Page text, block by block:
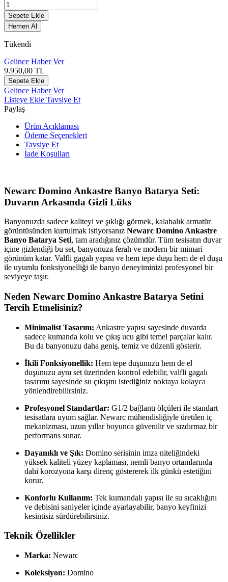
Sepete Ekle
Hemen Al
Tükendi
Gelince Haber Ver
9.950,00 TL
Sepete Ekle
Gelince Haber Ver
Listeye Ekle Tavsiye Et
Paylaş
Ürün Açıklaması
Ödeme Seçenekleri
Tavsiye Et
İade Koşulları
Newarc Domino Ankastre Banyo Batarya Seti:
Duvarın Arkasında Gizli Lüks
Banyonuzda sadece kaliteyi ve şıklığı görmek, kalabalık armatür
görüntüsünden kurtulmak istiyorsanız Newarc Domino Ankastre
Banyo Batarya Seti, tam aradığınız çözümdür. Tüm tesisatın duvar
içine gizlendiği bu set, banyonuza ferah ve modern bir mimari
görünüm katar. Valfli gagalı yapısı ve hem tepe duşu hem de el duşu
ile uyumlu fonksiyonelliği ile banyo deneyiminizi profesyonel bir
seviyeye taşır.
Neden Newarc Domino Ankastre Batarya Setini
Tercih Etmelisiniz?
Minimalist Tasarım: Ankastre yapısı sayesinde duvarda
sadece kumanda kolu ve çıkış ucu gibi temel parçalar kalır.
Bu da banyonuzu daha geniş, temiz ve düzenli gösterir.
İkili Fonksiyonellik: Hem tepe duşunuzu hem de el
duşunuzu aynı set üzerinden kontrol edebilir, valfli gagalı
tasarımı sayesinde su çıkışını istediğiniz noktaya kolayca
yönlendirebilirsiniz.
Profesyonel Standartlar: G1/2 bağlantı ölçüleri ile standart
tesisatlara uyum sağlar. Newarc mühendisliğiyle üretilen iç
mekanizması, uzun yıllar boyunca güvenilir ve sızdırmaz bir
performans sunar.
Dayanıklı ve Şık: Domino serisinin imza niteliğindeki
yüksek kaliteli yüzey kaplaması, nemli banyo ortamlarında
dahi korozyona karşı direnç göstererek ilk günkü estetiğini
korur.
Konforlu Kullanım: Tek kumandalı yapısı ile su sıcaklığını
ve debisini saniyeler içinde ayarlayabilir, banyo keyfinizi
kesintisiz sürdürebilirsiniz.
Teknik Özellikler
Marka: Newarc
Koleksiyon: Domino